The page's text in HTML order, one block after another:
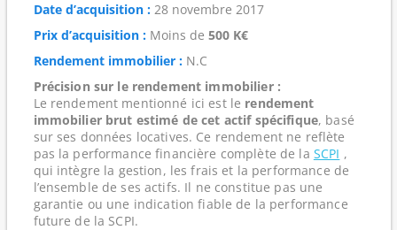
Date d’acquisition :28 novembre 2017
Prix d’acquisition :Moins de 500 K€
Rendement immobilier :N.C
Précision sur le rendement immobilier :
Le rendement mentionné ici est le rendement
immobilier brut estimé de cet actif spécifique, basé
sur ses données locatives. Ce rendement ne reflète
pas la performance financière complète de la SCPI ,
qui intègre la gestion, les frais et la performance de
l’ensemble de ses actifs. Il ne constitue pas une
garantie ou une indication fiable de la performance
future de la SCPI.